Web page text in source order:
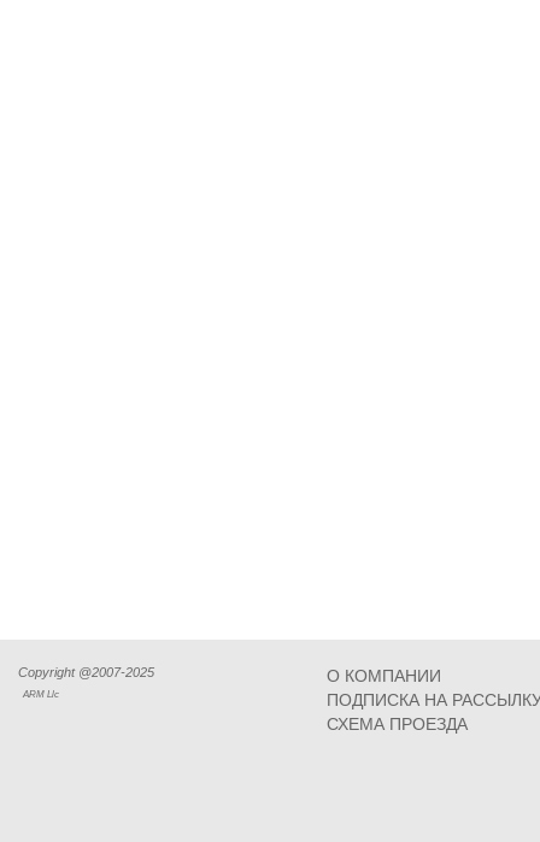
Copyright @2007-2025
ARM Llc
О КОМПАНИИ
ПОДПИСКА НА
СХЕМА ПРОЕЗДА